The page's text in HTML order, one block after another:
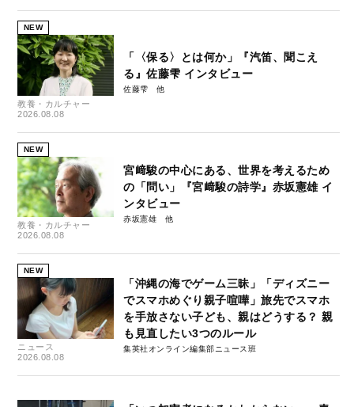
NEW
教養・カルチャー
2026.08.08
「〈保る〉とは何か」『汽笛、聞こえ
る』佐藤雫 インタビュー
佐藤雫
NEW
教養・カルチャー
2026.08.08
宮﨑駿の中心にある、世界を考えるため
の「問い」『宮﨑駿の詩学』赤坂憲雄 イ
ンタビュー
赤坂憲雄
NEW
ニュース
2026.08.08
「沖縄の海でゲーム三昧」「ディズニー
でスマホめぐり親子喧嘩」旅先でスマホ
を手放さない子ども、親はどうする？ 親
も見直したい3つのルール
集英社オンライン編集部ニュース班